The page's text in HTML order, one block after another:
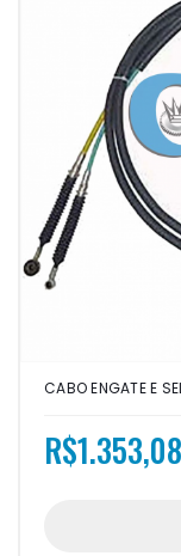
CABO ENGATE E
R$1.353,08